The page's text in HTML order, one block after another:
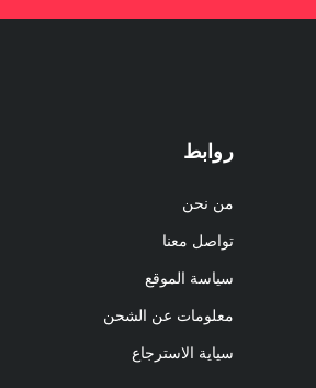
روابط
من نحن
تواصل معنا
سياسة الموقع
معلومات عن الشحن
سياية الاسترجاع